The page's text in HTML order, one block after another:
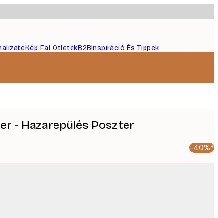
Kép Fal ÖtletekB2BInspiráció És Tippek
- Hazarepülés Poszter
-40%*